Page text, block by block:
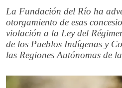
La Fundación del Río ha
otorgamiento de esas
violación a la Ley del
de los Pueblos Indígenas y
las Regiones Autónomas de